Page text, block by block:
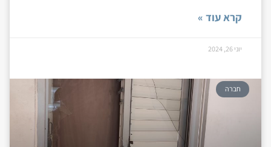
קרא עוד »
יוני 26, 2024
חברה